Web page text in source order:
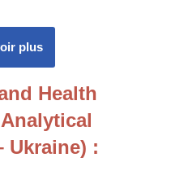
plus
Health
Ukraine) :